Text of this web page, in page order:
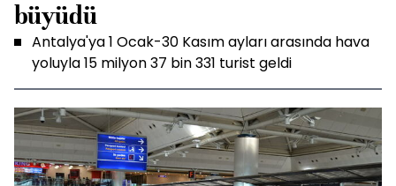
büyüdü
Antalya'ya 1 Ocak-30 Kasım ayları arasında hava
yoluyla 15 milyon 37 bin 331 turist geldi